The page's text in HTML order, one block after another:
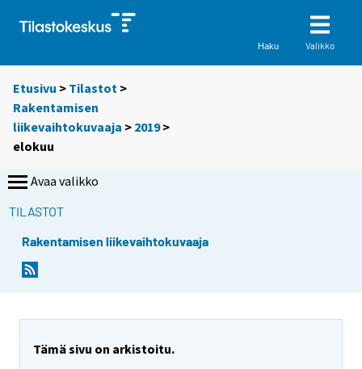
Haku Valikko
Etusivu > Tilastot >
Rakentamisen
liikevaihtokuvaaja > 2019>
elokuu
Avaa valikko
TILASTOT
Rakentamisen liikevaihtokuvaaja
Tämä sivu on arkistoitu.